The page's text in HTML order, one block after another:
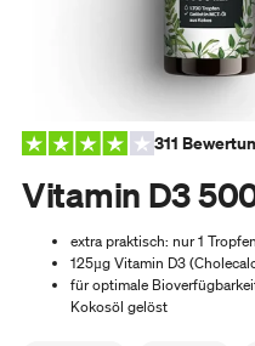
311
Vitamin D3
extra praktisch: nur 1
125µg Vitamin D3
für optimale
Kokosöl gelöst